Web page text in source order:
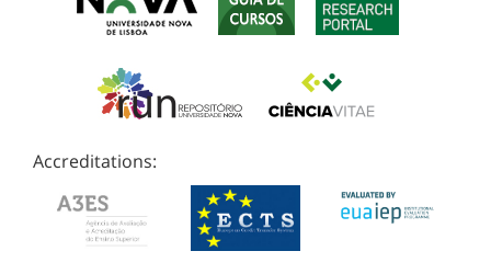
Accreditations: